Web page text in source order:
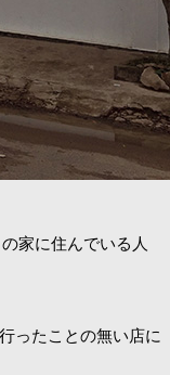
家に住んでいる人
ったことの無い店に